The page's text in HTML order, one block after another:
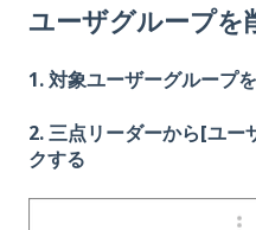
ユーザグループを
1. 対象ユーザーグループ
2. 三点リーダーから[ユー
クする